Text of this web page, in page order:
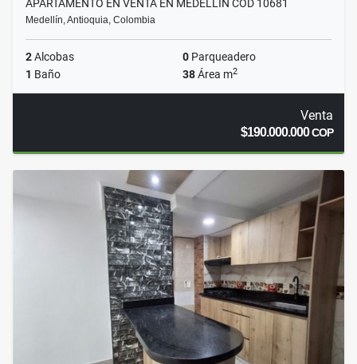
APARTAMENTO EN VENTA EN MEDELLIN COD 10681
Medellín, Antioquia, Colombia
2Alcobas 0 Parqueadero
1 Baño 38Área m2
Venta
$190.000.000COP